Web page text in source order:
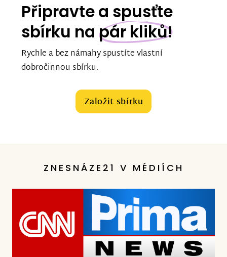
Připravte a spusťte
sbírku na pár kliků!
Rychle a bez námahy spustíte vlastní
dobročinnou sbírku.
Založit sbírku
ZNESNÁZE21 V MÉDIÍCH